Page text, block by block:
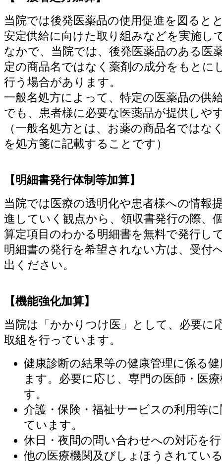
当院では後発医薬品の使用促進を図ると
安定供給に向けた取り組みなどを実施
なかで、当院では、後発医薬品のある医
定の商品名ではなく薬剤の成分をもとに
行う場合があります。
一般名処方によって、特定の医薬品の供
でも、患者様に必要な医薬品が提供しや
（一般名処方とは、お薬の商品名ではな
を処方箋に記載することです）
【明細書発行体制等加算】
当院では医療の透明化や患者様への情報
進していく観点から、領収書発行の際、
算定項目のわかる明細書を無料で発行し
明細書の発行を希望されない方は、受付
出ください。
【機能強化加算】
当院は「かかりつけ医」として、必要に
取組を行っています。
健康診断の結果等の健康管理に係る
ます。必要に応じ、専門の医師・医
す。
介護・保険・福祉サービスの利用等
ています。
休日・夜間の問い合わせへの対応を
他の医療機関及びしょほうされてい